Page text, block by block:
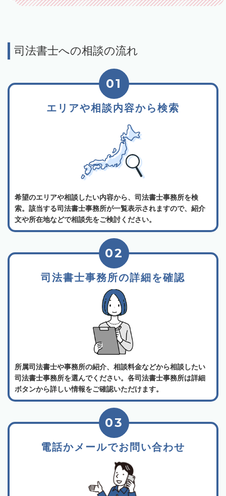
司法書士への相談の流れ
エリアや相談内容から検索
01
希望のエリアや相談したい内容から、司法書士事務所を検
索。該当する司法書士事務所が一覧表示されますので、紹介
文や所在地などで相談先をご検討ください。
司法書士事務所の詳細を確認
02
所属司法書士や事務所の紹介、相談料金などから相談したい
司法書士事務所を選んでください。各司法書士事務所は詳細
ボタンから詳しい情報をご確認いただけます。
電話かメールでお問い合わせ
03